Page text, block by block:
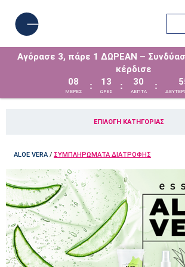
Αγόρασε 3, πάρε 1 ΔΩΡΕΑΝ –
κέρδισε
08
ΜΈΡΕΣ
: 13
ΩΡΕΣ
: 30
ΛΕΠΤΑ
:
ΕΠΙΛΟΓΉ ΚΑΤΗΓΟΡΊΑΣ
ALOE VERA / ΣΥΜΠΛΗΡΏΜΑΤΑ ΔΙΑΤΡΟΦΉΣ